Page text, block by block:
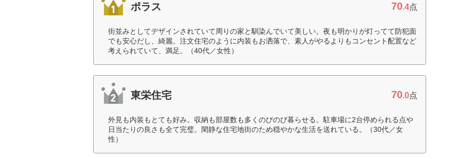
ポラス 70.4点
街並みとしてデザインされていて周りの家と馴染んでいて美しい。夜も明かりが灯ってて防犯面
でも安心だし、綺麗。注文住宅のように内装もお洒落で、素人がやるよりもコンセント配置など
考えられていて、満足。（40代／女性）
東栄住宅 70.0点
外見も内装もとても好み。収納も部屋数も多くのびのび暮らせる。駐車場に2台停められる点や
日当たりの良さも全て完璧。閑静な住宅地街のため穏やかな生活を送れている。（30代／女
性）